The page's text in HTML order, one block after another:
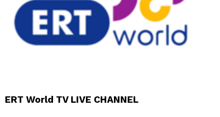
ERT World TV LIVE CHANNEL